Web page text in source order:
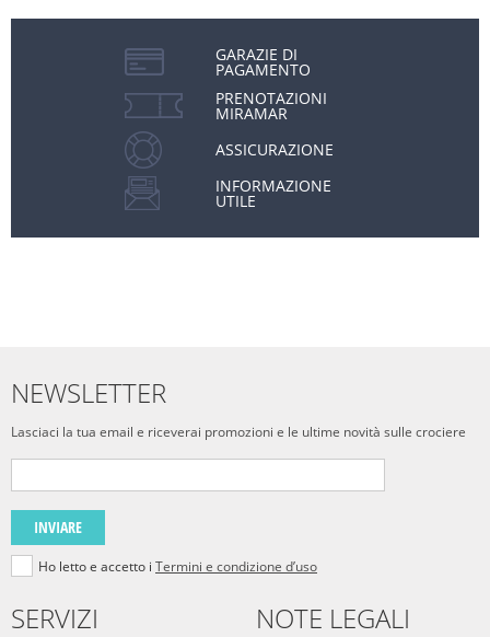
GARAZIE DI
PAGAMENTO
PRENOTAZIONI
MIRAMAR
ASSICURAZIONE
INFORMAZIONE
UTILE
NEWSLETTER
Lasciaci la tua email e riceverai promozioni e le ultime novità sulle crociere
INVIARE
Ho letto e accetto i Termini e condizione d’uso
SERVIZI NOTE LEGALI